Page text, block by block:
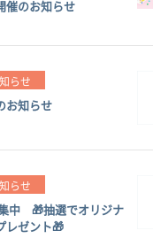
催のお知らせ
らせ
お知らせ
らせ
中 🎁抽選でオリジナ
レゼント🎁